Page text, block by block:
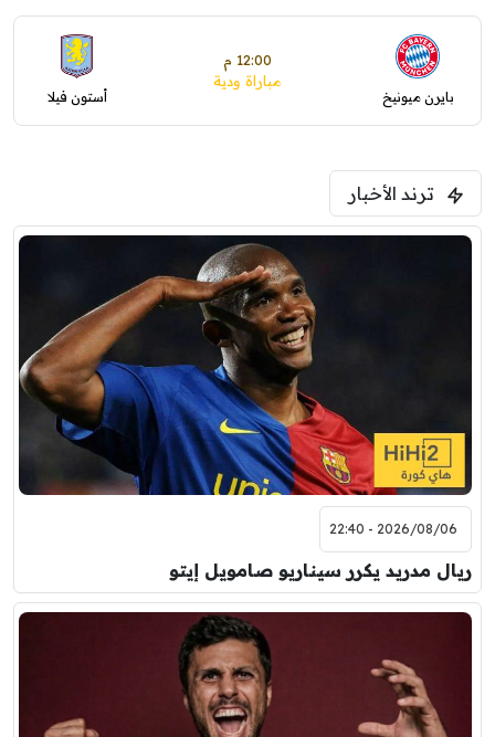
بايرن ميونيخ
12:00 م
مباراة ودية
أستون فيلا
ترند الأخبار
2026/08/06 - 22:40
ريال مدريد يكرر سيناريو صامويل إيتو